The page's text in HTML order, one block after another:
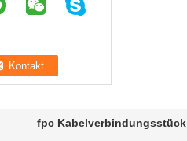
fpc Kabelverbindungsstück